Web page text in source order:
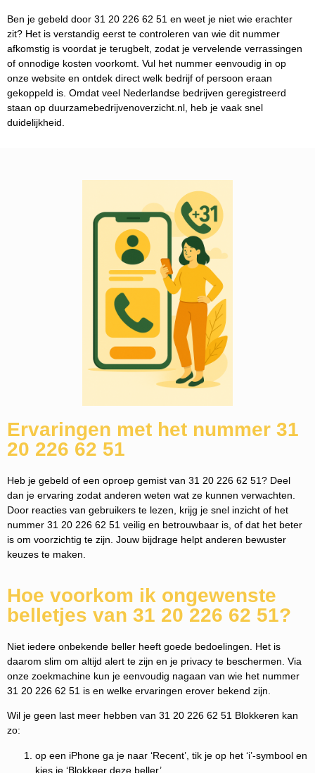
Ben je gebeld door 31 20 226 62 51 en weet je niet wie erachter
zit? Het is verstandig eerst te controleren van wie dit nummer
afkomstig is voordat je terugbelt, zodat je vervelende verrassingen
of onnodige kosten voorkomt. Vul het nummer eenvoudig in op
onze website en ontdek direct welk bedrijf of persoon eraan
gekoppeld is. Omdat veel Nederlandse bedrijven geregistreerd
staan op duurzamebedrijvenoverzicht.nl, heb je vaak snel
duidelijkheid.
Ervaringen met het nummer 31
20 226 62 51
Heb je gebeld of een oproep gemist van 31 20 226 62 51? Deel
dan je ervaring zodat anderen weten wat ze kunnen verwachten.
Door reacties van gebruikers te lezen, krijg je snel inzicht of het
nummer 31 20 226 62 51 veilig en betrouwbaar is, of dat het beter
is om voorzichtig te zijn. Jouw bijdrage helpt anderen bewuster
keuzes te maken.
Hoe voorkom ik ongewenste
belletjes van 31 20 226 62 51?
Niet iedere onbekende beller heeft goede bedoelingen. Het is
daarom slim om altijd alert te zijn en je privacy te beschermen. Via
onze zoekmachine kun je eenvoudig nagaan van wie het nummer
31 20 226 62 51 is en welke ervaringen erover bekend zijn.
Wil je geen last meer hebben van 31 20 226 62 51 Blokkeren kan
zo:
op een iPhone ga je naar ‘Recent’, tik je op het ‘i’-symbool en
kies je ‘Blokkeer deze beller’.